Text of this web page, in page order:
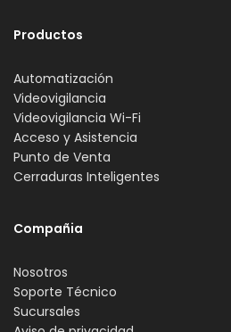
Productos
Automatización
Videovigilancia
Videovigilancia Wi-Fi
Acceso y Asistencia
Punto de Venta
Cerraduras Inteligentes
Compañia
Nosotros
Soporte Técnico
Sucursales